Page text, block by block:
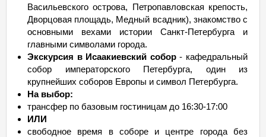
Васильевского острова, Петропавловская крепость,
Дворцовая площадь, Медный всадник), знакомство с
основными вехами истории Санкт-Петербурга и
главными символами города.
Экскурсия в Исаакиевский cобор- кафедральный
собор императорского Петербурга, один из
крупнейших соборов Европы и символ Петербурга.
На выбор:
трансфер по базовым гостиницам до 16:30-17:00
ИЛИ
свободное время в соборе и центре города без